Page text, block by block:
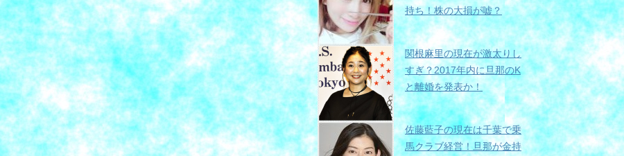
持ち！株の大損が嘘？
関根麻里の現在が激太りし
すぎ？2017年内に旦那のK
と離婚を発表か！
佐藤藍子の現在は千葉で乗
馬クラブ経営！旦那が金持